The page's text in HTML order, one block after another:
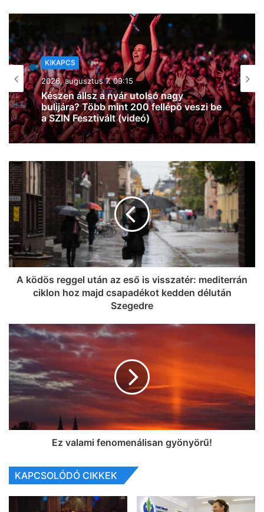
SZEGEDI ARCOK
2026, augusztus 7. 07:58
Le a kalappal: az SZTE Mérnöki Kar
csapata Franciaországot is
meghódíthatja, Magyarországot és
Szegedet képviselhetik az európai
döntőben
A ködös reggel után az eső is visszatér: mediterrán
ciklon hoz majd csapadékot kedden délután
Szegedre
Ez valami fenomenálisan gyönyörű!
KAPCSOLÓDÓ CIKKEK